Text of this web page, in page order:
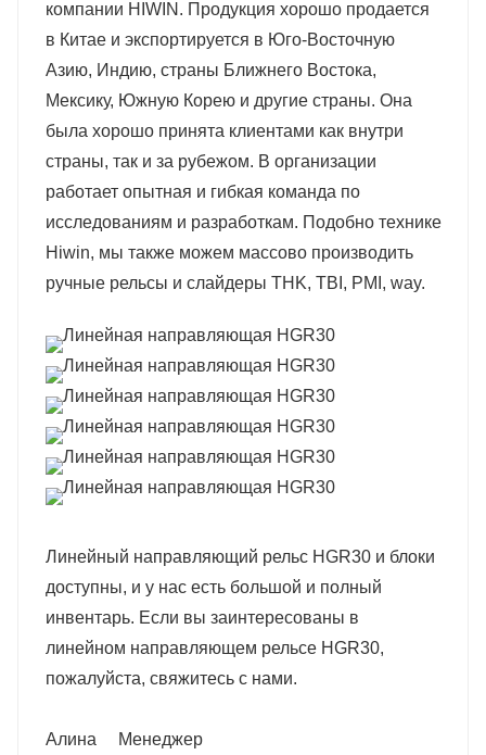
компании HIWIN. Продукция хорошо продается
в Китае и экспортируется в Юго-Восточную
Азию, Индию, страны Ближнего Востока,
Мексику, Южную Корею и другие страны. Она
была хорошо принята клиентами как внутри
страны, так и за рубежом. В организации
работает опытная и гибкая команда по
исследованиям и разработкам. Подобно технике
Hiwin, мы также можем массово производить
ручные рельсы и слайдеры THK, TBI, PMI, way.
Линейный направляющий рельс HGR30 и блоки
доступны, и у нас есть большой и полный
инвентарь. Если вы заинтересованы в
линейном направляющем рельсе HGR30,
пожалуйста, свяжитесь с нами.
Алина Менеджер